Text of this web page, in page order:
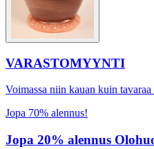
VARASTOMYYNTI
Voimassa niin kauan kuin tavaraa
Jopa 70% alennus!
Jopa 20% alennus